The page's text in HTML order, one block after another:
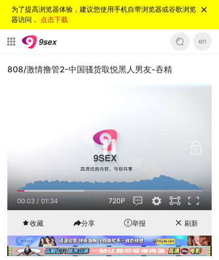
为了提高浏览器体验，建议您使用手机自带浏览器或谷歌浏览
器访问， 点击下载
en
808/激情撸管2-中国骚货取悦黑人男友-吞精
00:03/01:34 720P
收藏 分享 举报 刷新